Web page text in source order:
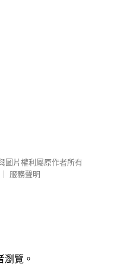
圖片權利屬原作者所有
服務聲明
瀏覽。